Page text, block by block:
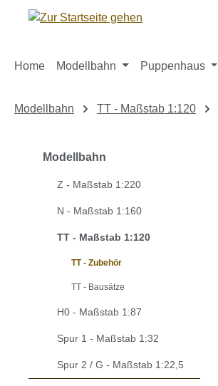
Hauptinhalt springen
Zur Suche springen
Zur Hauptnavigation springen
Home Modellbahn Puppenhaus
Modellbahn TT - Maßstab 1:120
Modellbahn
Z - Maßstab 1:220
N - Maßstab 1:160
TT - Maßstab 1:120
TT - Zubehör
TT - Bausätze
H0 - Maßstab 1:87
Spur 1 - Maßstab 1:32
Spur 2 / G - Maßstab 1:22,5